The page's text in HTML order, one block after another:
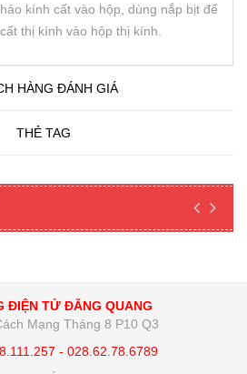
kính cất vào hộp, dùng nắp bịt để
thị kính vào hộp thị kính.
HÀNG ĐÁNH GIÁ
THẺ TAG
ĐIỆN TỬ ĐĂNG QUANG
Mạng Tháng 8 P10 Q3
- 028.62.78.6789